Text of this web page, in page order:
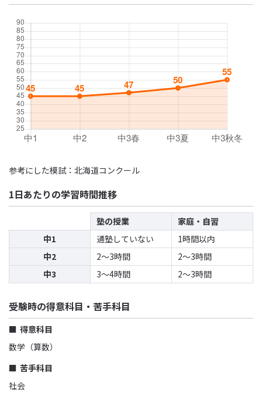
参考にした模試：北海道コンクール
1日あたりの学習時間推移
塾の授業
家庭・自習
中1
通塾していない
1時間以内
中2
2〜3時間
2〜3時間
中3
3〜4時間 2〜3時間
受験時の得意科目・苦手科目
得意科目
数学（算数）
苦手科目
社会